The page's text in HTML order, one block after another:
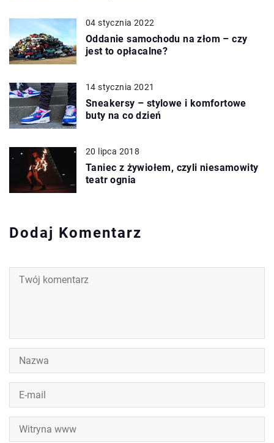
04 stycznia 2022
Oddanie samochodu na złom – czy
jest to opłacalne?
14 stycznia 2021
Sneakersy – stylowe i komfortowe
buty na co dzień
20 lipca 2018
Taniec z żywiołem, czyli niesamowity
teatr ognia
Dodaj Komentarz